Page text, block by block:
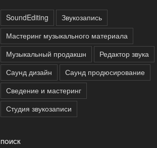
SoundEditing
Звукозапись
Мастеринг музыкального материала
Музыкальный продакшн
Редактор звука
Саунд дизайн
Саунд продюсирование
Сведение и мастеринг
Студия звукозаписи
ПОИСК